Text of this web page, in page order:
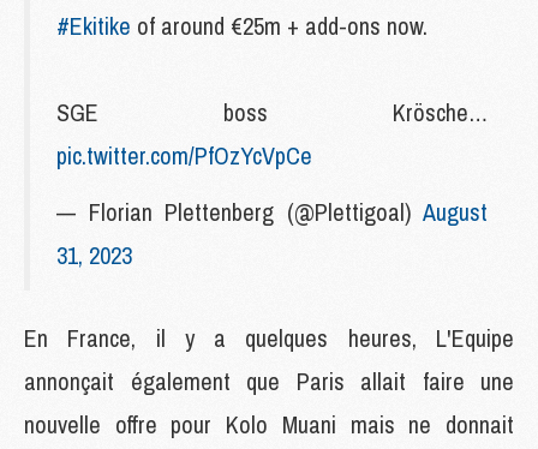
#Ekitike of around €25m + add-ons now.
SGE boss Krösche…
pic.twitter.com/PfOzYcVpCe
— Florian Plettenberg (@Plettigoal) August
31, 2023
En France, il y a quelques heures, L'Equipe
annonçait également que Paris allait faire une
nouvelle offre pour Kolo Muani mais ne donnait